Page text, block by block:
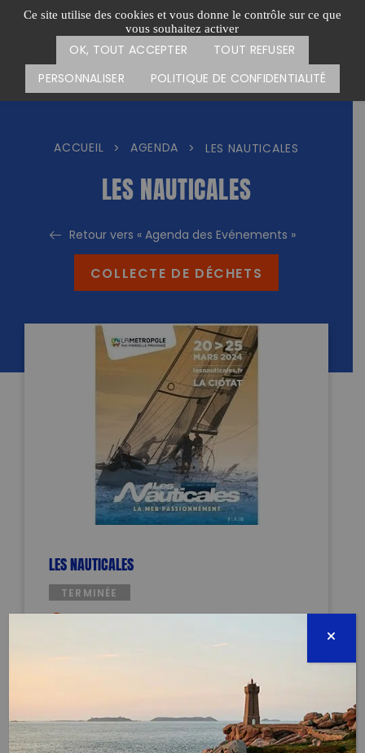
Ce site utilise des cookies et vous donne le contrôle sur ce que
vous souhaitez activer
OK, TOUT ACCEPTER
TOUT REFUSER
PERSONNALISER
POLITIQUE DE CONFIDENTIALITÉ
Passer
Menu
CARTE DES ACTIONS FAIRE UN DON
ACCUEIL > AGENDA > LES NAUTICALES
LES NAUTICALES
Retour vers « Agenda des Evénements »
COLLECTE DE DÉCHETS
LES NAUTICALES
TERMINÉE
24 mars 2024 - 09:00 à 18:00
alexandre.benhamou.13@gmail.com
0615482910